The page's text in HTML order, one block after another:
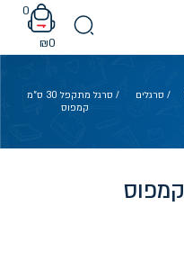
0
₪0
/ סרגלים
/ סרגל מתקפל 30 ס"מ
קמפוס